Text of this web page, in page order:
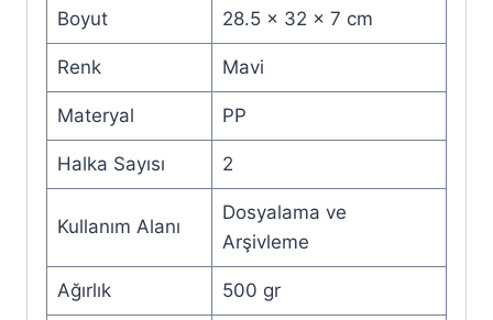
Boyut 28.5 x 32 x 7 cm
Renk Mavi
Materyal PP
Halka Sayısı 2
Kullanım Alanı
Dosyalama ve
Arşivleme
Ağırlık 500 gr